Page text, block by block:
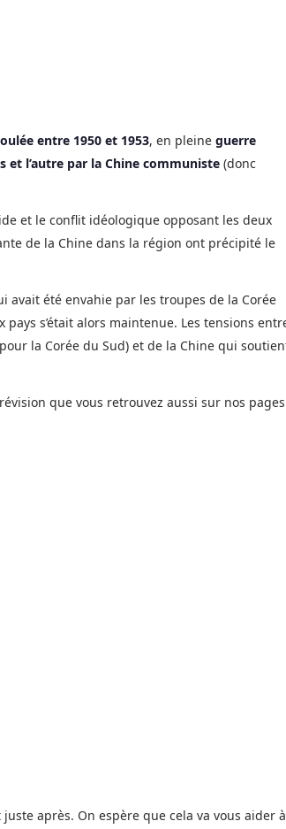
entre 1950 et 1953, en pleine guerre
et l’autre par la Chine communiste (donc
et le conflit idéologique opposant les deux
de la Chine dans la région ont précipité le
avait été envahie par les troupes de la Corée
s’était alors maintenue. Les tensions
la Corée du Sud) et de la Chine qui
que vous retrouvez aussi sur nos
après. On espère que cela va vous aider à